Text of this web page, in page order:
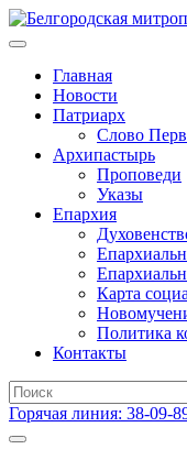
Главная
Новости
Патриарх
Слово
Архипастырь
Проповеди
Указы
Епархия
Карта
Политика
Контакты
Горячая линия: 38-09-